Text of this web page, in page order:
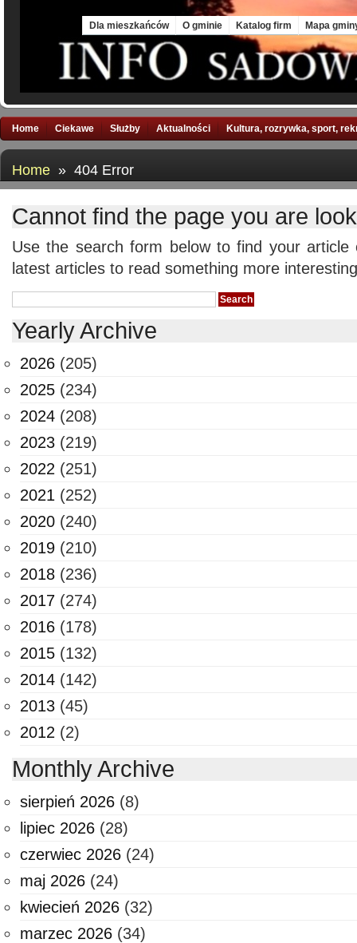
Dla mieszkańców O gminie Katalog firm Mapa
Home Ciekawe Służby Aktualności Kultura, rozrywka, sport,
Home » 404 Error
Cannot find the page you are
Use the search form below to find your
latest articles to read something more
Yearly Archive
2026 (205)
2025 (234)
2024 (208)
2023 (219)
2022 (251)
2021 (252)
2020 (240)
2019 (210)
2018 (236)
2017 (274)
2016 (178)
2015 (132)
2014 (142)
2013 (45)
2012 (2)
Monthly Archive
sierpień 2026 (8)
lipiec 2026 (28)
czerwiec 2026 (24)
maj 2026 (24)
kwiecień 2026 (32)
marzec 2026 (34)